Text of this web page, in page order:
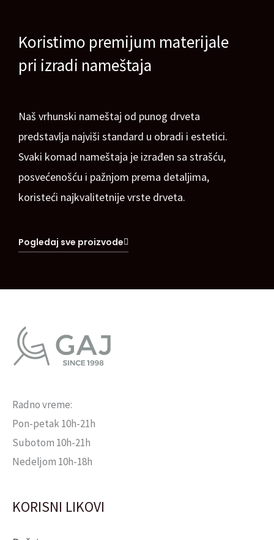
Koristimo premijum materijale
pri izradi nameštaja
Naš vrhunski nameštaj od punog drveta
predstavlja najviši standard u obradi i estetici.
Svaki komad nameštaja je izrađen sa strašću,
posvećenošću i pažnjom prema detaljima,
koristeći najkvalitetnije vrste drveta.
Pogledaj sve proizvode
Radno vreme:
Pon-petak 10h-21h
Subotom 10h-21h
Nedeljom 10h-18h
KORISNI LIKOVI